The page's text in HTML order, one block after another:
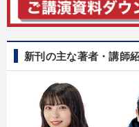
新刊の主な著者・講師